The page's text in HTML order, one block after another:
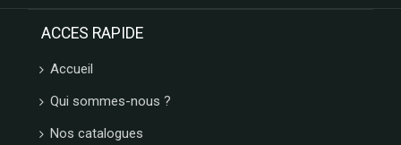
ACCES RAPIDE
Accueil
Qui sommes-nous ?
Nos catalogues